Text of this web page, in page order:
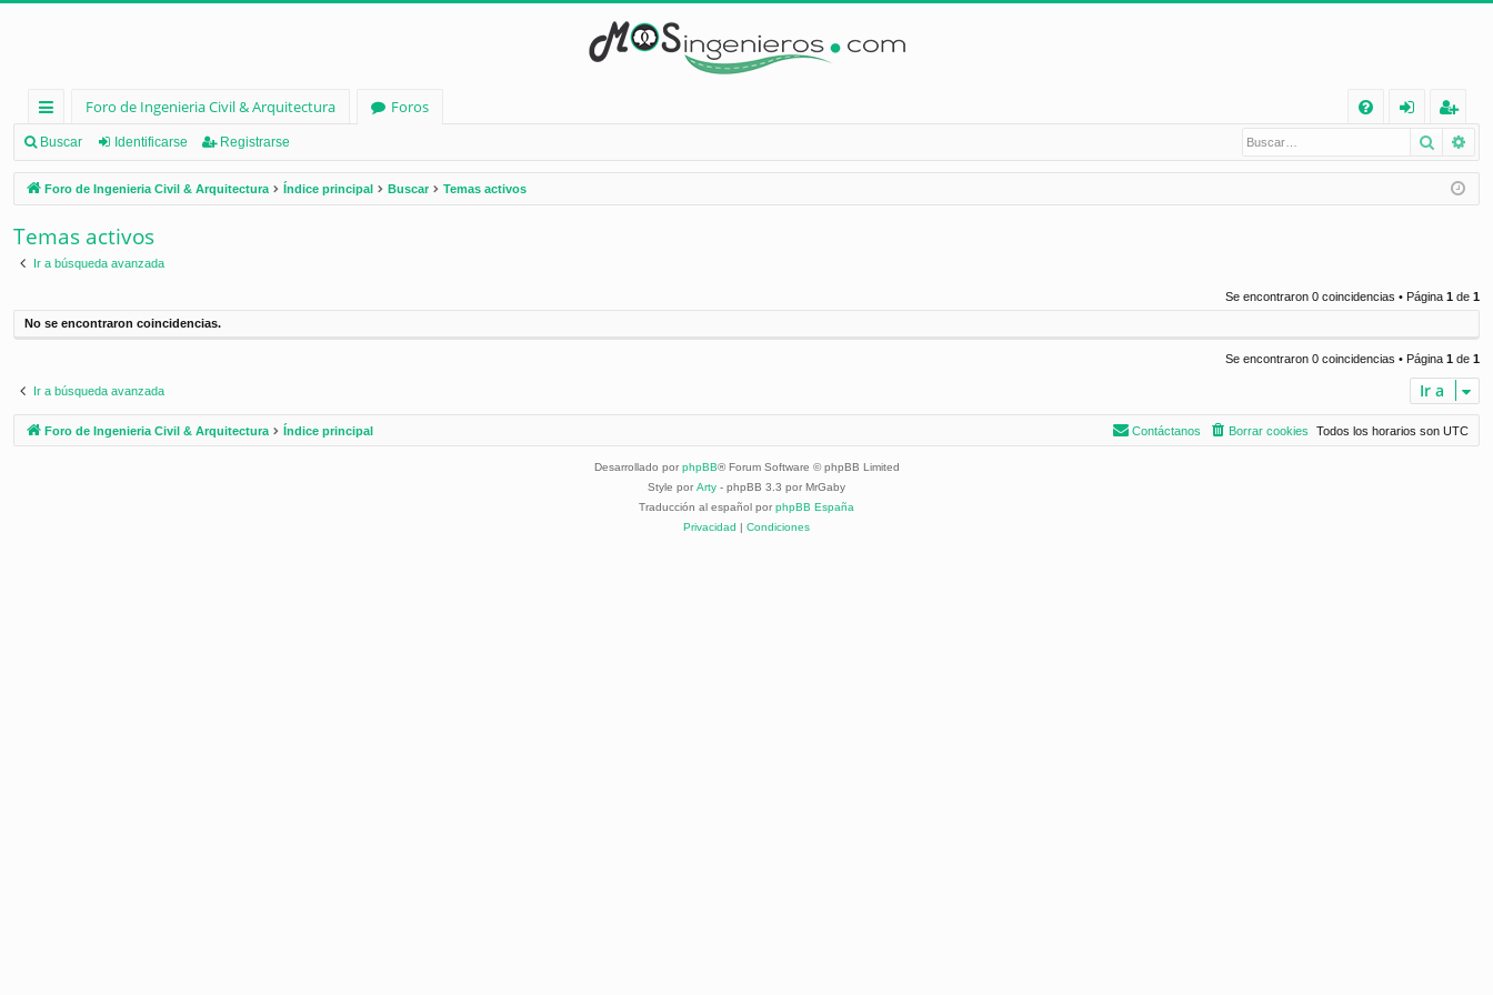
nl
ac
es
rá
d
Foro de Ingenieria Civil & Arquitectura
Foros
Q
nt
ifi
e
eg
ist
ra
Buscar Identificarse Registrarse Buscar
Foro de Ingenieria Civil & Arquitectura Índice principal Buscar Temas activos
Temas activos
Ir a búsqueda avanzada
Se encontraron 0 coincidencias • Página 1 de 1
No se encontraron coincidencias.
Se encontraron 0 coincidencias • Página 1 de 1
Ir a búsqueda avanzada Ir a
Foro de Ingenieria Civil & Arquitectura Índice principal Todos los horarios son UTC
Borrar cookies
Contáctanos
Desarrollado por phpBB® Forum Software © phpBB Limited
Style por Arty - phpBB 3.3 por MrGaby
Traducción al español por phpBB España
Privacidad
Condiciones